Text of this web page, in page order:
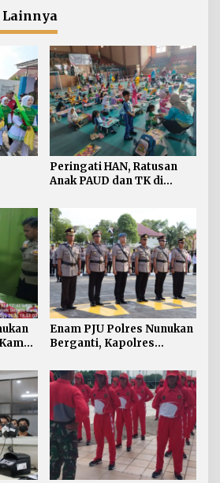
Peringati HAN, Ratusan
Anak PAUD dan TK di
Lomba Menggambar dan
Mewarnai
Enam PJU Polres Nunukan
Berganti, Kapolres
Personel